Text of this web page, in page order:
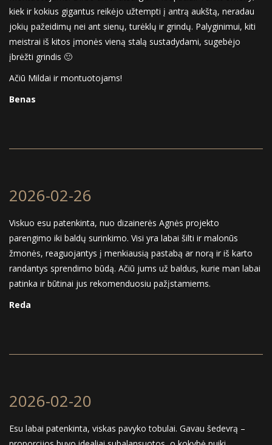
kiek ir kokius gigantus reikėjo užtempti į antrą aukštą, neradau
jokių pažeidimų nei ant sienų, turėklų ir grindų. Palyginimui, kiti
meistrai iš kitos įmonės vieną stalą sustadydami, sugebėjo
įbrėžti grindis 🙂
Ačiū Mildai ir montuotojams!
Benas
2026-02-26
Viskuo esu patenkinta, nuo dizainerės Agnės projekto
parengimo iki baldų surinkimo. Visi yra labai šilti ir malonūs
žmonės, reaguojantys į menkiausią pastabą ar norą ir iš karto
randantys sprendimo būdą. Ačiū jums už baldus, kurie man labai
patinka ir būtinai jus rekomenduosiu pažįstamiems.
Reda
2026-02-20
Esu labai patenkinta, viskas pavyko tobulai. Gavau šedevrą –